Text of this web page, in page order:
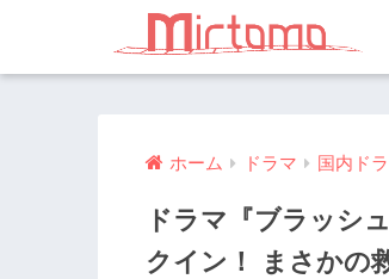
ホーム ドラマ 国内ド
ドラマ『ブラッシ
クイン！ まさかの